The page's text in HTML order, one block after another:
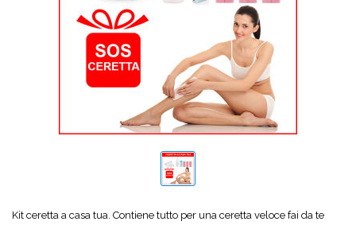
Kit ceretta a casa tua. Contiene tutto per una ceretta veloce fai da te